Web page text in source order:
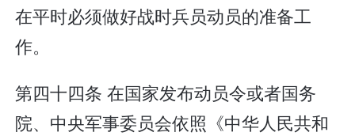
在平时必须做好战时兵员动员的准备工
作。
第四十四条 在国家发布动员令或者国务
院、中央军事委员会依照《中华人民共和